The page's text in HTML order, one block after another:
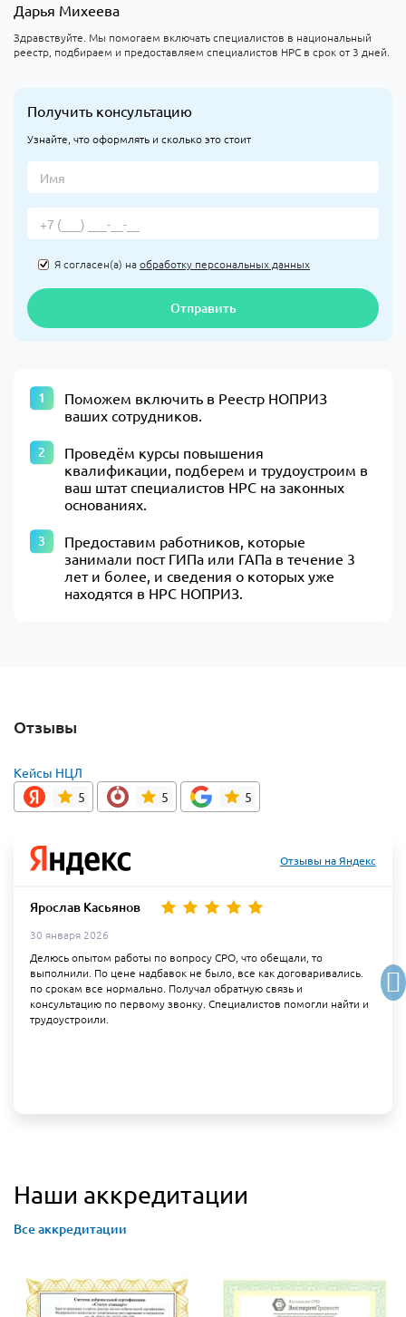
Дарья Михеева
Здравствуйте. Мы помогаем включать специалистов в национальный
реестр, подбираем и предоставляем специалистов НРС в срок от 3 дней.
Получить консультацию
Узнайте, что оформлять и сколько это стоит
Я согласен(а) наобработку персональных данных
Отправить
Поможем включить в Реестр НОПРИЗ
ваших сотрудников.
Проведём курсы повышения
квалификации, подберем и трудоустроим в
ваш штат специалистов НРС на законных
основаниях.
Предоставим работников, которые
занимали пост ГИПа или ГАПа в течение 3
лет и более, и сведения о которых уже
находятся в НРС НОПРИЗ.
Отзывы
Кейсы НЦЛ
5
5 5
Отзывы на Яндекс
Ярослав Касьянов
30 января 2026
Делюсь опытом работы по вопросу СРО, что обещали, то
выполнили. По цене надбавок не было, все как договаривались.
по срокам все нормально. Получал обратную связь и
консультацию по первому звонку. Специалистов помогли найти и
трудоустроили.
Наши аккредитации
Все аккредитации